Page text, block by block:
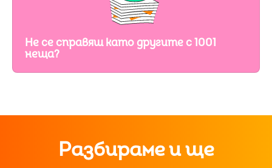
Не се справяш като другите с 1001
неща?
Разбираме и ще